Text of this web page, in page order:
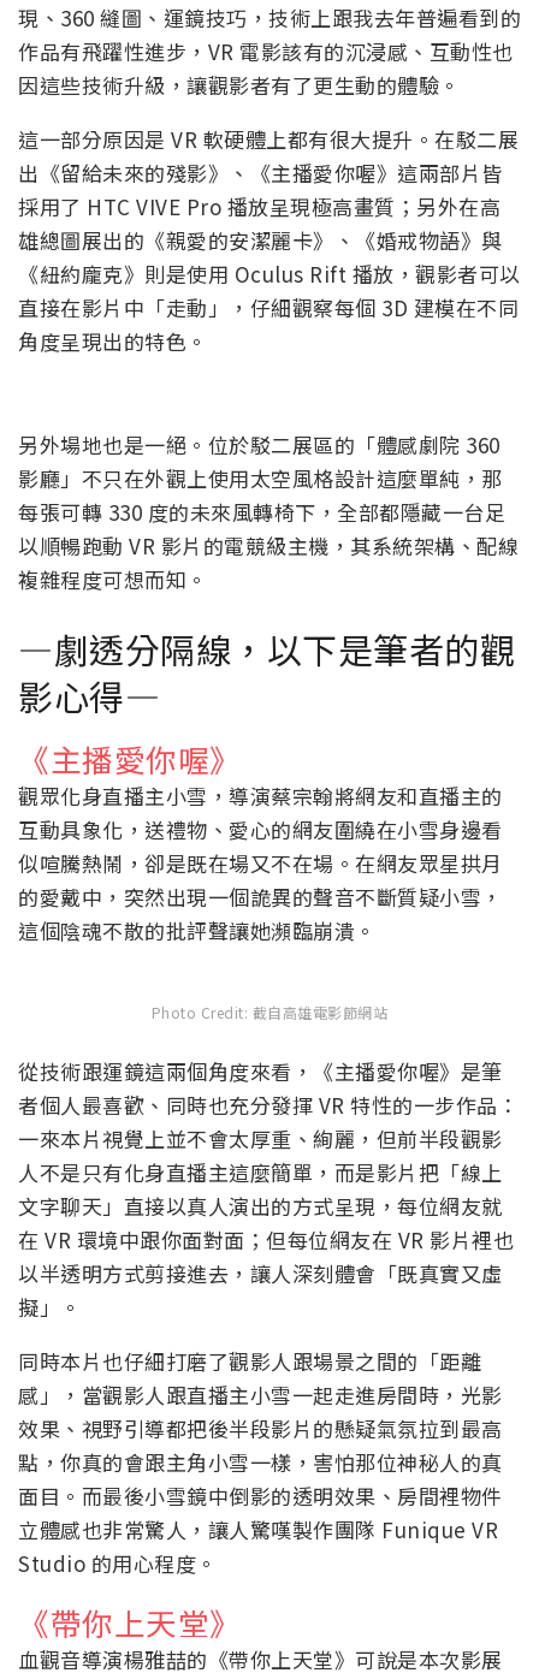
現、360 縫圖、運鏡技巧，技術上跟我去年普遍看到的
作品有飛躍性進步，VR 電影該有的沉浸感、互動性也
因這些技術升級，讓觀影者有了更生動的體驗。
這一部分原因是 VR 軟硬體上都有很大提升。在駁二展
出《留給未來的殘影》、《主播愛你喔》這兩部片皆
採用了 HTC VIVE Pro 播放呈現極高畫質；另外在高
雄總圖展出的《親愛的安潔麗卡》、《婚戒物語》與
《紐約龐克》則是使用 Oculus Rift 播放，觀影者可以
直接在影片中「走動」，仔細觀察每個 3D 建模在不同
角度呈現出的特色。
另外場地也是一絕。位於駁二展區的「體感劇院 360
影廳」不只在外觀上使用太空風格設計這麼單純，那
每張可轉 330 度的未來風轉椅下，全部都隱藏一台足
以順暢跑動 VR 影片的電競級主機，其系統架構、配線
複雜程度可想而知。
—劇透分隔線，以下是筆者的觀
影心得—
《主播愛你喔》
觀眾化身直播主小雪，導演蔡宗翰將網友和直播主的
互動具象化，送禮物、愛心的網友圍繞在小雪身邊看
似喧騰熱鬧，卻是既在場又不在場。在網友眾星拱月
的愛戴中，突然出現一個詭異的聲音不斷質疑小雪，
這個陰魂不散的批評聲讓她瀕臨崩潰。
Photo Credit: 截自高雄電影節網站
從技術跟運鏡這兩個角度來看，《主播愛你喔》是筆
者個人最喜歡、同時也充分發揮 VR 特性的一步作品：
一來本片視覺上並不會太厚重、絢麗，但前半段觀影
人不是只有化身直播主這麼簡單，而是影片把「線上
文字聊天」直接以真人演出的方式呈現，每位網友就
在 VR 環境中跟你面對面；但每位網友在 VR 影片裡也
以半透明方式剪接進去，讓人深刻體會「既真實又虛
擬」。
同時本片也仔細打磨了觀影人跟場景之間的「距離
感」，當觀影人跟直播主小雪一起走進房間時，光影
效果、視野引導都把後半段影片的懸疑氣氛拉到最高
點，你真的會跟主角小雪一樣，害怕那位神秘人的真
面目。而最後小雪鏡中倒影的透明效果、房間裡物件
立體感也非常驚人，讓人驚嘆製作團隊 Funique VR
Studio 的用心程度。
《帶你上天堂》
血觀音導演楊雅喆的《帶你上天堂》可說是本次影展